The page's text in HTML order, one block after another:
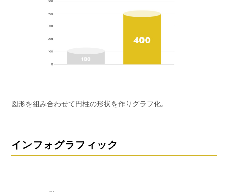
図形を組み合わせて円柱の形状を作りグラフ化。
インフォグラフィック